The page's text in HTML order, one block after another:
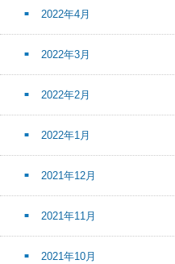
2022年4月
2022年3月
2022年2月
2022年1月
2021年12月
2021年11月
2021年10月